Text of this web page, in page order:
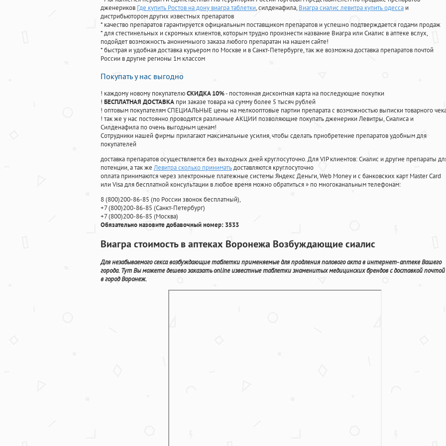
дженериков Где купить Ростов на дону виагра таблетки, силденафила, Виагра сиалис левитра купить одесса и
дистрибьютором других известных препаратов
* качество препаратов гарантируется официальным поставщиком препаратов и успешно подтверждается годами продаж
* для стестинельных и скромных клиентов, которым трудно произнести название Виагра или Сиалис в аптеке вслух,
подойдет возможность анонимныого заказа любого препаратан на нашем сайте!
* быстрая и удобная доставка курьером по Москве и в Санкт-Петербурге, так же возможна доставка препаратов почтой
России в другие регионы 1м классом
Покупать у нас выгодно
! каждому новому покупателюСКИДКА 10%- постоянная дисконтная карта на последующие покупки
! БЕСПЛАТНАЯ ДОСТАВКА при заказе товара на сумму более 5 тысяч рублей
! оптовым покупателям СПЕЦИАЛЬНЫЕ цены на мелкооптовые партии препарата с возможностью выписки товарного
! так же у нас постоянно проводятся различные АКЦИИ позволяющие покупать дженерики Левитры, Сиалиса и
Силденафила по очень выгодным ценам!
Cотрудники нашей фирмы прилагают максимальные усилия, чтобы сделать приобретение препаратов удобным для
покупателей
доставка препаратов осуществляется без выходных дней круглосуточно. Для VIP клиентов: Сиалис и другие препараты
потенции, а так же Левитра сколько приниматьдоставляются круглосуточно
оплата принимаются через электронные платежные системы Яндекс Деньги, Web Money и с банковских карт Master Card
или Visa для бесплатной консультации в любое время можно обратиться» по многоканальным телефонам:
8(800)200-86-85 (по России звонок бесплатный),
+7(800)200-86-85 (Санкт-Петербург)
+7(800)200-86-85 (Москва)
Обязательно назовите добавочный номер: 3533
Виагра стоимость в аптеках Воронежа Возбуждающие сиалис
Для незабываемого секса возбуждающие таблетки применяемые для продления полового акта в интернет- аптеке Вашего
города. Тут Вы можете дешево заказать online известные таблетки знаменитых медицинских брендов с доставкой почтой
в город Воронеж.